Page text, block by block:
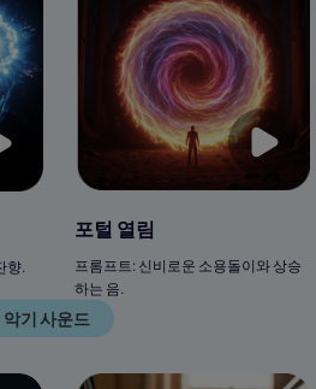
향.
포털 열림
프롬프트: 신비로운 소용돌이와 상승
하는 음.
악기 사운드